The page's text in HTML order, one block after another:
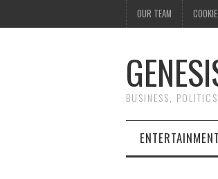
OUR TEAM
BUSINESS,
ENTERTAINMENT